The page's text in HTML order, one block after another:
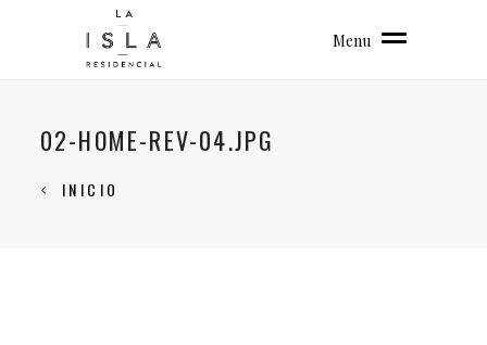
Menu
02-HOME-REV-04.JPG
INICIO